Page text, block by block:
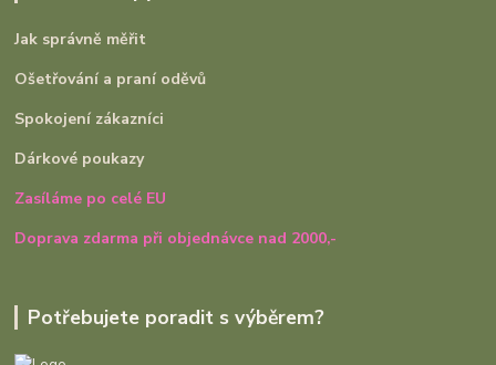
Jak správně měřit
Ošetřování a praní oděvů
Spokojení zákazníci
Dárkové poukazy
Zasíláme po celé EU
Doprava zdarma při objednávce nad 2000,-
Potřebujete poradit s výběrem?